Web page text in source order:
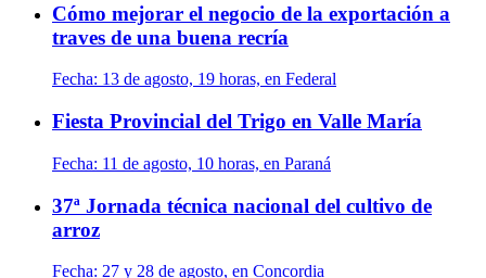
Cómo mejorar el negocio de la exportación a
traves de una buena recría
Fecha: 13 de agosto, 19 horas, en Federal
Fiesta Provincial del Trigo en Valle María
Fecha: 11 de agosto, 10 horas, en Paraná
37ª Jornada técnica nacional del cultivo de
arroz
Fecha: 27 y 28 de agosto, en Concordia